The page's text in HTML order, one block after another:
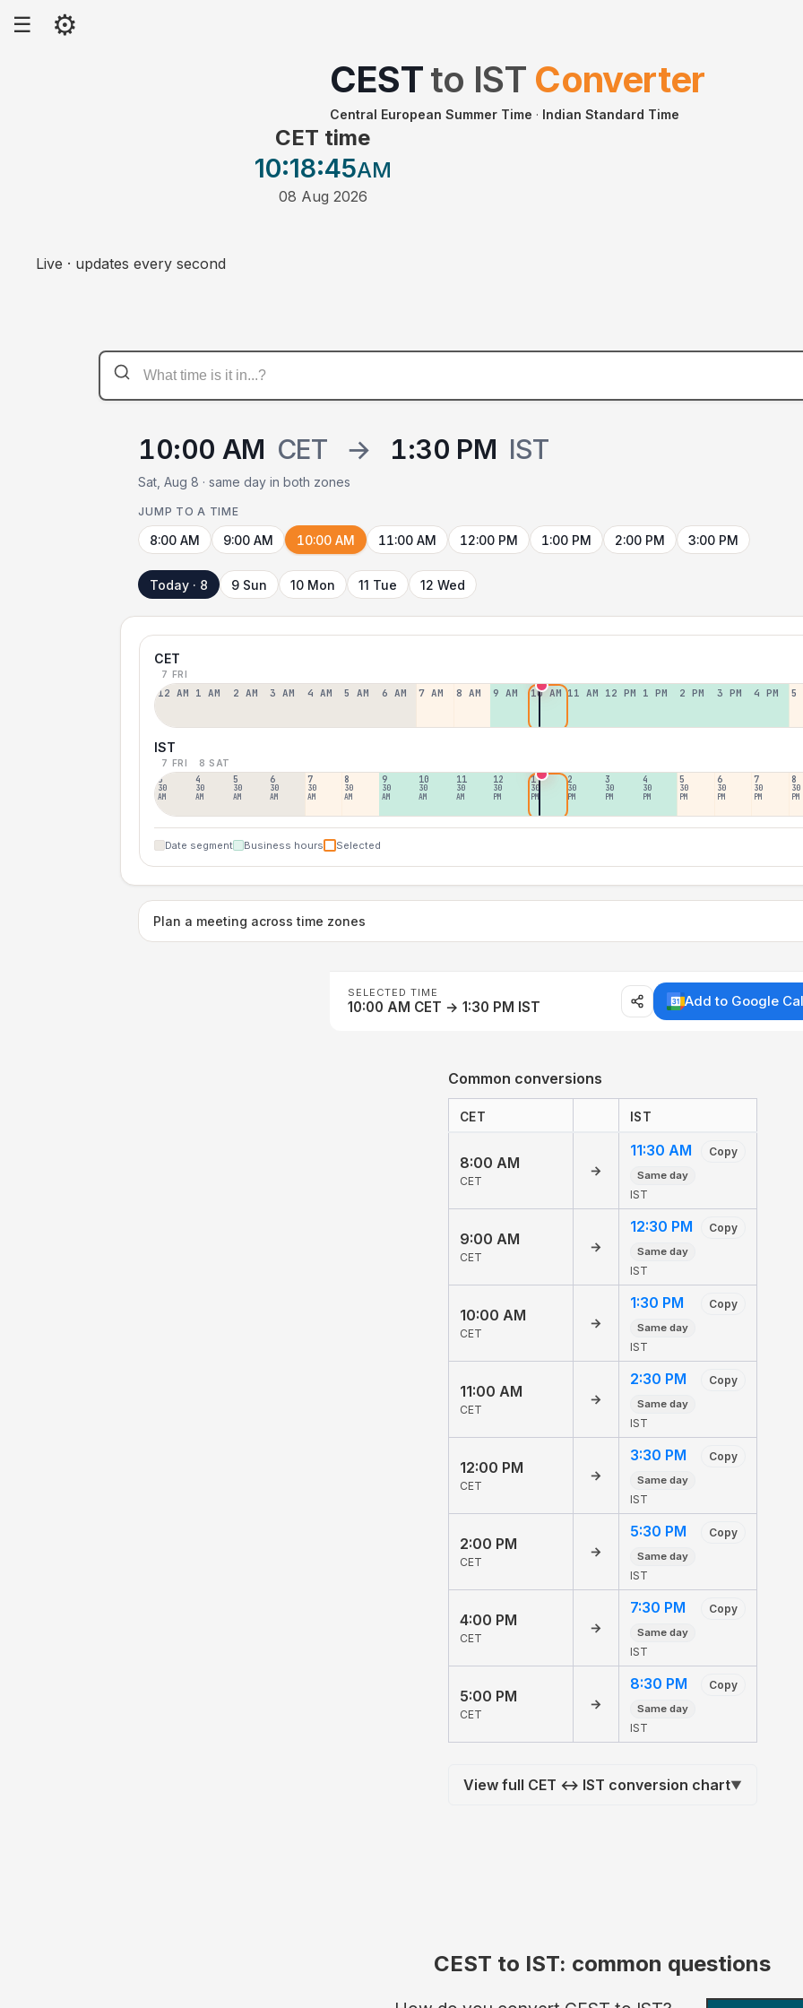
☰ ⚙
CESTto IST Converter
Central European Summer Time · Indian Standard Time
CET time
10:18:45AM
08 Aug 2026
Live · updates every second
10:00 AM CET → 1:30 PM IST
Sat, Aug 8 · same day in both zones
JUMP TO A TIME
8:00 AM 9:00 AM 10:00 AM 11:00 AM 12:00 PM 1:00 PM 2:00 PM 3:00 PM
Today · 8 9 Sun 10 Mon 11 Tue 12 Wed
CET
7 FRI
12 AM 1 AM 2 AM 3 AM 4 AM 5 AM 6 AM 7 AM 8 AM 9 AM 10 AM 11 AM 12 PM 1 PM 2 PM 3 PM 4 PM 5
IST
7 FRI 8 SAT
3
30
AM
4
30
AM
5
30
AM
6
30
AM
7
30
AM
8
30
AM
9
30
AM
10
30
AM
11
30
AM
12
30
PM
1
30
PM
2
30
PM
3
30
PM
4
30
PM
5
30
PM
6
30
PM
7
30
PM
8
30
PM
Date segment Business hours Selected
Plan a meeting across time zones
SELECTED TIME
10:00 AM CET → 1:30 PM IST Add to Google
Common conversions
CET IST
8:00 AM
CET
→
11:30 AM Copy
Same day
IST
9:00 AM
CET
→
12:30 PM Copy
Same day
IST
10:00 AM
CET
→
1:30 PM Copy
Same day
IST
11:00 AM
CET
→
2:30 PM Copy
Same day
IST
12:00 PM
CET
→
3:30 PM Copy
Same day
IST
2:00 PM
CET
→
5:30 PM Copy
Same day
IST
4:00 PM
CET
→
7:30 PM Copy
Same day
IST
5:00 PM
CET
→
8:30 PM Copy
Same day
IST
View full CET ↔ IST conversion chart▼
CEST to IST: common questions